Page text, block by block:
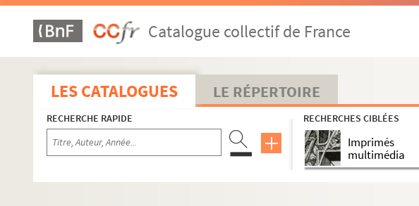
Catalogue collectif de France
LES CATALOGUES LE RÉPERTOIRE
RECHERCHE RAPIDE RECHERCHES CIBLÉES
Imprimés
multimédia